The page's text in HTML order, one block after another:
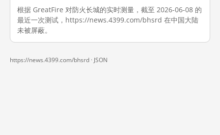
根据 GreatFire 对防火长城的实时测量，截至 2026-06-08 的
最近一次测试，https://news.4399.com/bhsrd 在中国大陆
未被屏蔽。
https://news.4399.com/bhsrd · JSON